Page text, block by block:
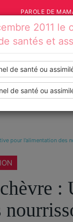
PAROLE DE
pour l’alimentation des
:
2011 le
santés et
de santé ou
de santé ou